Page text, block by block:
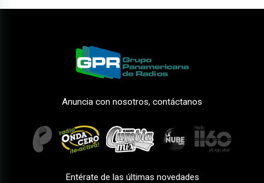
Anuncia con nosotros, contáctanos
Entérate de las últimas novedades